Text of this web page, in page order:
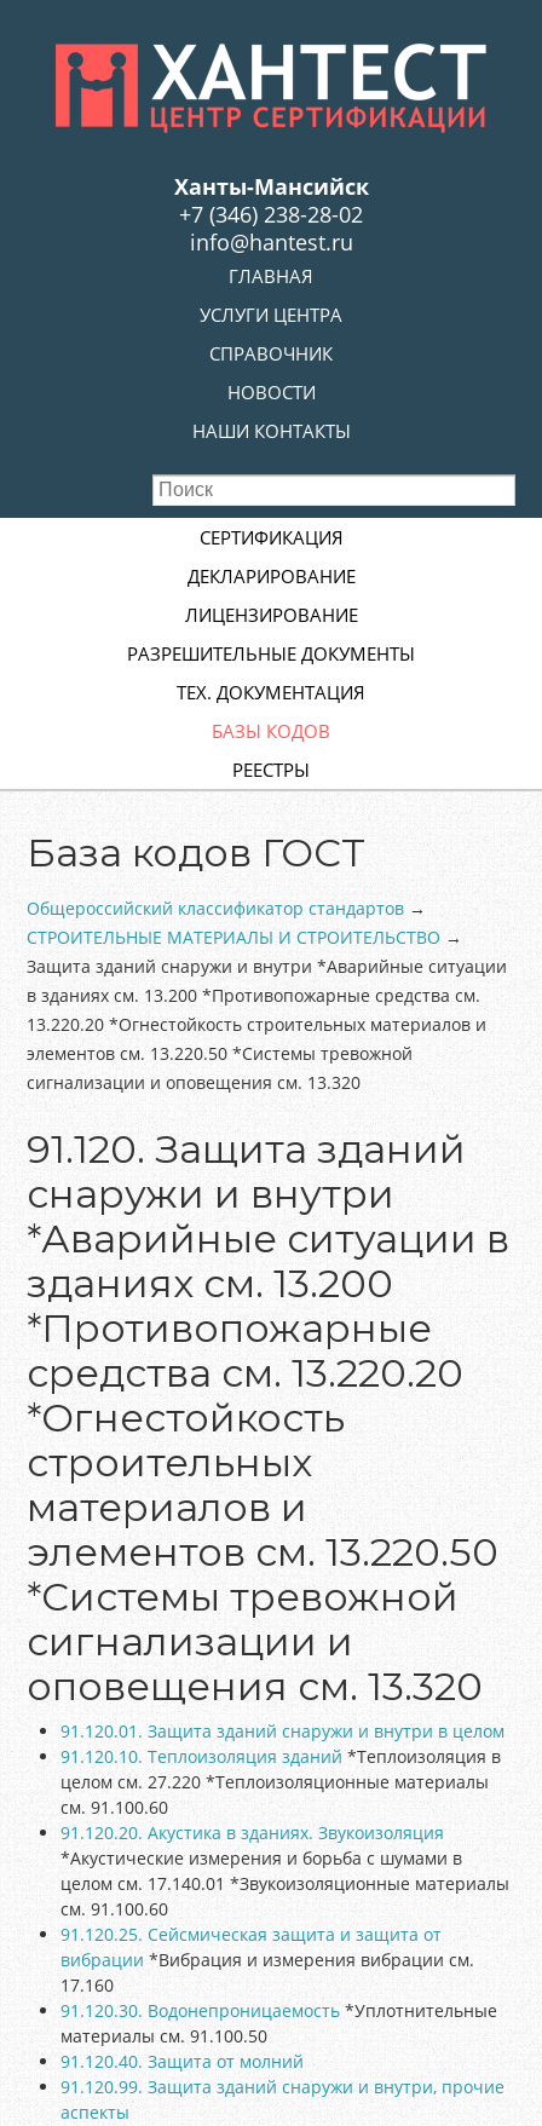
Ханты-Мансийск
+7 (346) 238-28-02
info@hantest.ru
ГЛАВНАЯ
УСЛУГИ ЦЕНТРА
СПРАВОЧНИК
НОВОСТИ
НАШИ КОНТАКТЫ
СЕРТИФИКАЦИЯ
ДЕКЛАРИРОВАНИЕ
ЛИЦЕНЗИРОВАНИЕ
РАЗРЕШИТЕЛЬНЫЕ ДОКУМЕНТЫ
ТЕХ. ДОКУМЕНТАЦИЯ
БАЗЫ КОДОВ
РЕЕСТРЫ
База кодов ГОСТ
Общероссийский классификатор стандартов →
СТРОИТЕЛЬНЫЕ МАТЕРИАЛЫ И СТРОИТЕЛЬСТВО →
Защита зданий снаружи и внутри *Аварийные ситуации
в зданиях см. 13.200 *Противопожарные средства см.
13.220.20 *Огнестойкость строительных материалов и
элементов см. 13.220.50 *Системы тревожной
сигнализации и оповещения см. 13.320
91.120. Защита зданий
снаружи и внутри
*Аварийные ситуации в
зданиях см. 13.200
*Противопожарные
средства см. 13.220.20
*Огнестойкость
строительных
материалов и
элементов см. 13.220.50
*Системы тревожной
сигнализации и
оповещения см. 13.320
91.120.01. Защита зданий снаружи и внутри в целом
91.120.10. Теплоизоляция зданий*Теплоизоляция в
целом см. 27.220 *Теплоизоляционные материалы
см. 91.100.60
91.120.20. Акустика в зданиях. Звукоизоляция
*Акустические измерения и борьба с шумами в
целом см. 17.140.01 *Звукоизоляционные материалы
см. 91.100.60
91.120.25. Сейсмическая защита и защита от
вибрации*Вибрация и измерения вибрации см.
17.160
91.120.30. Водонепроницаемость*Уплотнительные
материалы см. 91.100.50
91.120.40. Защита от молний
91.120.99. Защита зданий снаружи и внутри, прочие
аспекты